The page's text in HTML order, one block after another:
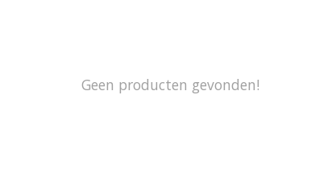
Geen producten gevonden!